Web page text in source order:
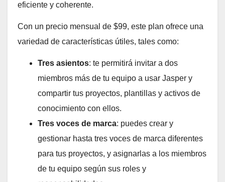
eficiente y coherente.
Con un precio mensual de $99, este plan ofrece una
variedad de características útiles, tales como:
Tres asientos: te permitirá invitar a dos
miembros más de tu equipo a usar Jasper y
compartir tus proyectos, plantillas y activos de
conocimiento con ellos.
Tres voces de marca: puedes crear y
gestionar hasta tres voces de marca diferentes
para tus proyectos, y asignarlas a los miembros
de tu equipo según sus roles y